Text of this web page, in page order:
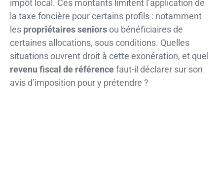
impôt local. Ces montants limitent l’application de
la taxe foncière pour certains profils : notamment
les propriétaires seniors ou bénéficiaires de
certaines allocations, sous conditions. Quelles
situations ouvrent droit à cette exonération, et quel
revenu fiscal de référencefaut-il déclarer sur son
avis d’imposition pour y prétendre ?